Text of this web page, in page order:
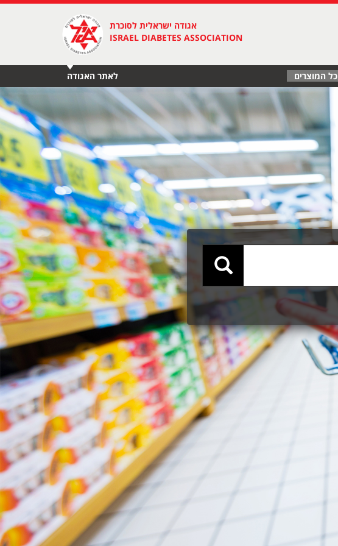
אגודה ישראלית לסוכרת
ISRAEL DIABETES ASSOCIATION
לאתר האגודה כל המוצרים